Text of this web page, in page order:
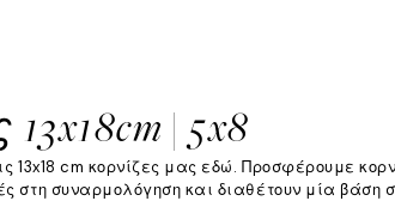
| 5x8
13x18 cm κορνίζες μας εδώ. Προσφέρουμε
στη συναρμολόγηση και διαθέτουν μία βάση